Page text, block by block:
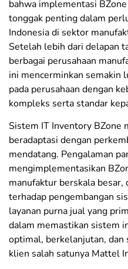
bahwa implementasi
tonggak penting dalam
Indonesia di sektor
Setelah lebih dari delapan
berbagai perusahaan
ini mencerminkan semakin
pada perusahaan dengan
kompleks serta standar
Sistem IT Inventory
beradaptasi dengan
mendatang. Pengalaman
mengimplementasikan
manufaktur berskala
terhadap pengembangan
layanan purna jual yang
dalam memastikan sistem
optimal, berkelanjutan, dan
klien salah satunya Mattel